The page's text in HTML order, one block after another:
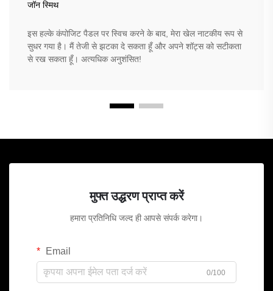
जॉन स्मिथ
इस हल्के कंपोजिट पैडल पर स्विच करने के बाद, मेरा खेल नाटकीय रूप से
सुधर गया है। मैं तेजी से झटका दे सकता हूँ और अपने शॉट्स को सटीकता
से रख सकता हूँ। अत्यधिक अनुशंसित!
मुफ्त उद्धरण प्राप्त करें
हमारा प्रतिनिधि जल्द ही आपसे संपर्क करेगा।
Email
0/100